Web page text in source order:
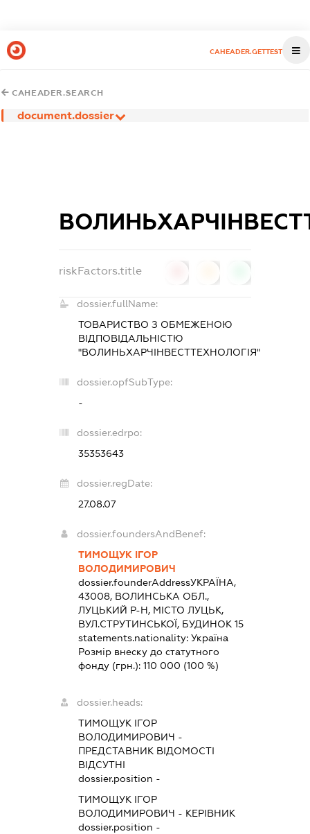
CAHEADER.GETTEST
CAHEADER.SEARCH
document.dossier
riskFactors.title
dossier.fullName:
ТОВАРИСТВО З ОБМЕЖЕНОЮ
ВІДПОВІДАЛЬНІСТЮ
"ВОЛИНЬХАРЧІНВЕСТТЕХНОЛОГІЯ"
dossier.opfSubType:
-
dossier.edrpo:
35353643
dossier.regDate:
27.08.07
dossier.foundersAndBenef:
ТИМОЩУК ІГОР
ВОЛОДИМИРОВИЧ
dossier.founderAddressУКРАЇНА,
43008, ВОЛИНСЬКА ОБЛ.,
ЛУЦЬКИЙ Р-Н, МІСТО ЛУЦЬК,
ВУЛ.СТРУТИНСЬКОЇ, БУДИНОК 15
statements.nationality: Україна
Розмір внеску до статутного
фонду (грн.): 110 000 (100 %)
dossier.heads:
ТИМОЩУК ІГОР
ВОЛОДИМИРОВИЧ -
ПРЕДСТАВНИКВІДОМОСТІ
ВІДСУТНІ
dossier.position -
ТИМОЩУК ІГОР
ВОЛОДИМИРОВИЧ - КЕРІВНИК
dossier.position -